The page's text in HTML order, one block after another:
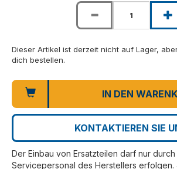
Dieser Artikel ist derzeit nicht auf Lager,
dich bestellen.
IN DEN
KONTAKTIEREN SIE
Der Einbau von Ersatzteilen darf nur
Servicepersonal des Herstellers erfolgen.